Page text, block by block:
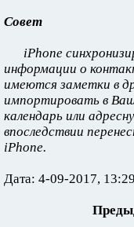
Совет
iPhone
информации о
имеются заметки в
импортировать в
календарь или
впоследствии
iPhone.
Дата: 4-09-2017, 13:29